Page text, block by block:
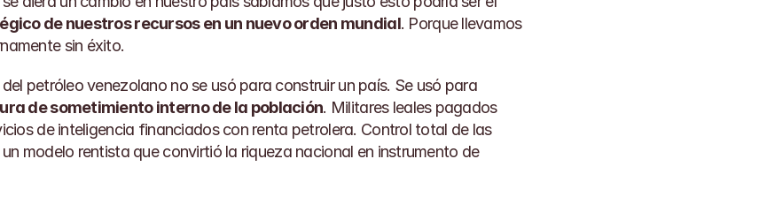
de nuestros recursos en un nuevo orden mundial. Porque llevamos
sin éxito.
petróleo venezolano no se usó para construir un país. Se usó para
de sometimiento interno de la población. Militares leales pagados
de inteligencia financiados con renta petrolera. Control total de las
modelo rentista que convirtió la riqueza nacional en instrumento de